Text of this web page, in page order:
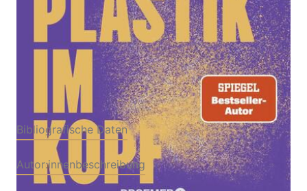
Verlag: Droemer 04.05.2026
Buch 272 Seiten
Hardcover
ISBN: 978-3-42657180-
4
Bibliografische Daten
Autor:innenbeschreibung